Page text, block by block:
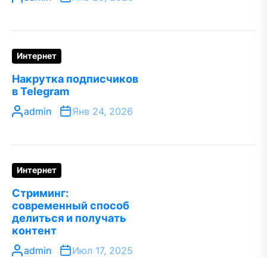
Интернет
Накрутка подписчиков
в Telegram
admin Янв 24, 2026
Интернет
Стриминг:
современный способ
делиться и получать
контент
admin Июл 17, 2025